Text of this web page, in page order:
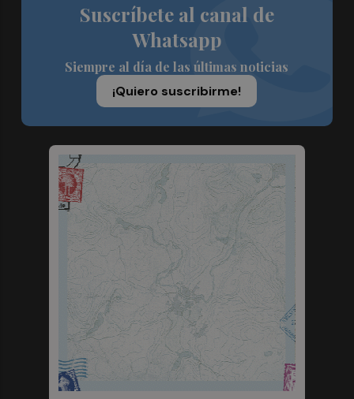
Suscríbete al canal de
Whatsapp
Siempre al día de las últimas noticias
¡Quiero suscribirme!